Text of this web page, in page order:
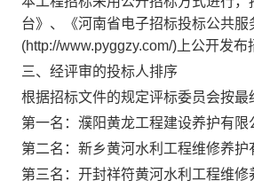
台》、《河南省电子招标投标公共服
(http://www.pyggzy.com/)上公开发
三、 经评审的投标人排序
根据招标文件的规定评标委员会按
第一名： 濮阳黄龙工程建设养护有限
第二名： 新乡黄河水利工程维修养护
第三名： 开封祥符黄河水利工程维修